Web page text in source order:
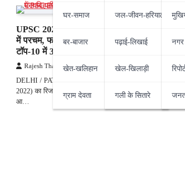
घर-समाज
बर-बाजार
खेत-खलिहान
ग्राम देवता
जल-जीवन-हरियाली
पढ़ाई-लिखाई
खेल-खिलाड़ी
गली के सितारे
UPSC 2022 : बिहार की बेटियों का यूपीएससी
में परचम, फर्स्ट टॉपर इशिता तो सेकंड गरिमा,
टॉप-10 में 3 बिहारी
Rajesh Thakur 25/05/2023
DELHI / PATNA (APP) : यूपीएससी 2022 (UPSC
2022) का रिजल्ट आते ही एक बार फिर बिहार सुर्खियों में
आ…